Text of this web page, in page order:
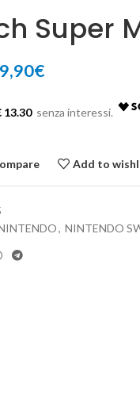
Super
€
13.30
Add to
, NINTENDO